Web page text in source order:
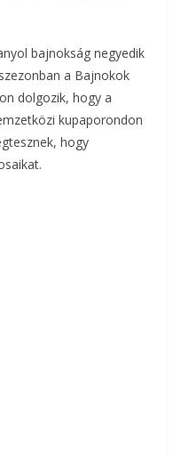
bajnokság negyedik
a Bajnokok
dolgozik, hogy a
kupaporondon
hogy